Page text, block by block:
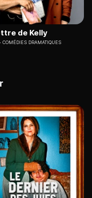
de Kelly
COMÉDIES DRAMATIQUES